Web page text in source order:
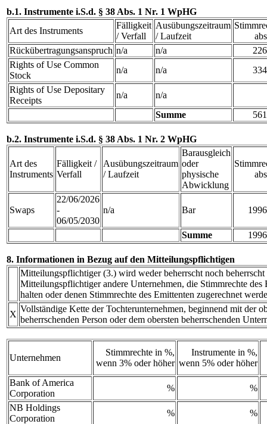
b.1. Instrumente i.S.d. § 38 Abs. 1 Nr. 1 WpHG
Art des Instruments
Fälligkeit
/ Verfall
Ausübungszeitraum
/ Laufzeit
Rückübertragungsanspruch n/a n/a
Rights of Use Common
Stock
n/a n/a
Rights of Use Depositary
Receipts
n/a
n/a
Summe
b.2. Instrumente i.S.d. § 38 Abs. 1 Nr. 2 WpHG
Art des
Instruments
Fälligkeit /
Verfall
Ausübungszeitraum
/ Laufzeit
Barausgleich
oder
physische
Abwicklung
Swaps
22/06/2026
-
06/05/2030
n/a Bar
Summe
8. Informationen in Bezug auf den Mitteilungspflichtigen
Mitteilungspflichtiger (3.) wird weder beherrscht noch beherrscht
Mitteilungspflichtiger andere Unternehmen, die Stimmrechte des
halten oder denen Stimmrechte des Emittenten zugerechnet
X
Vollständige Kette der Tochterunternehmen, beginnend mit der
beherrschenden Person oder dem obersten beherrschenden
Unternehmen
Stimmrechte in %,
wenn 3% oder höher
Instrumente in %,
wenn 5% oder höher
Bank of America
Corporation
%
%
NB Holdings
Corporation
%
%